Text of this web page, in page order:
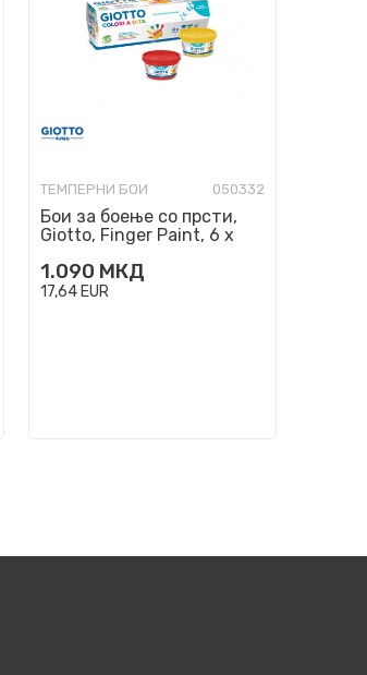
ТЕМПЕРНИ БОИ 050332
Бои за боење со прсти,
Giotto, Finger Paint, 6 x
1.090 МКД
17,64 EUR